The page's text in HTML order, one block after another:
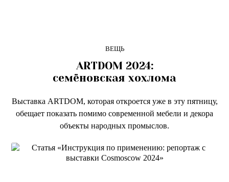
ВЕЩЬ
ARTDOM 2024:
семёновская хохлома
Выставка ARTDOM, которая откроется уже в эту пятницу,
обещает показать помимо современной мебели и декора
объекты народных промыслов.